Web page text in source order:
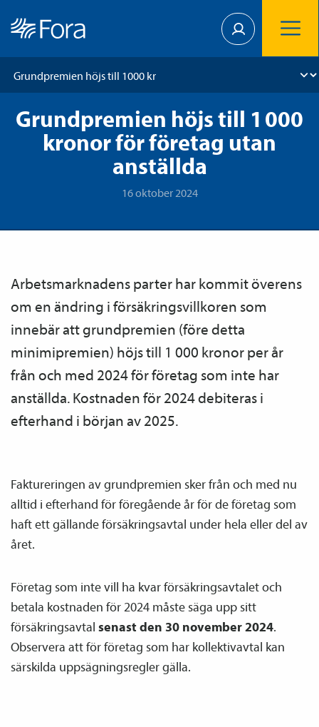
Grundpremien höjs till 1 000
kronor för företag utan
anställda
16 oktober 2024
Arbetsmarknadens parter har kommit överens
om en ändring i försäkringsvillkoren som
innebär att grundpremien (före detta
minimipremien) höjs till 1 000 kronor per år
från och med 2024 för företag som inte har
anställda. Kostnaden för 2024 debiteras i
efterhand i början av 2025.
Faktureringen av grundpremien sker från och med nu
alltid i efterhand för föregående år för de företag som
haft ett gällande försäkrings­avtal under hela eller del av
året.
Företag som inte vill ha kvar försäkrings­avtalet och
betala kostnaden för 2024 måste säga upp sitt
försäkrings­avtal senast den 30 november 2024.
Observera att för företag som har kollektiv­avtal kan
särskilda uppsägningsregler gälla.